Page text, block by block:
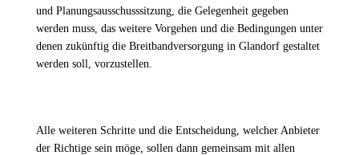
und Planungsausschusssitzung, die Gelegenheit gegeben
werden muss, das weitere Vorgehen und die Bedingungen unter
denen zukünftig die Breitbandversorgung in Glandorf gestaltet
werden soll, vorzustellen.
Alle weiteren Schritte und die Entscheidung, welcher Anbieter
der Richtige sein möge, sollen dann gemeinsam mit allen